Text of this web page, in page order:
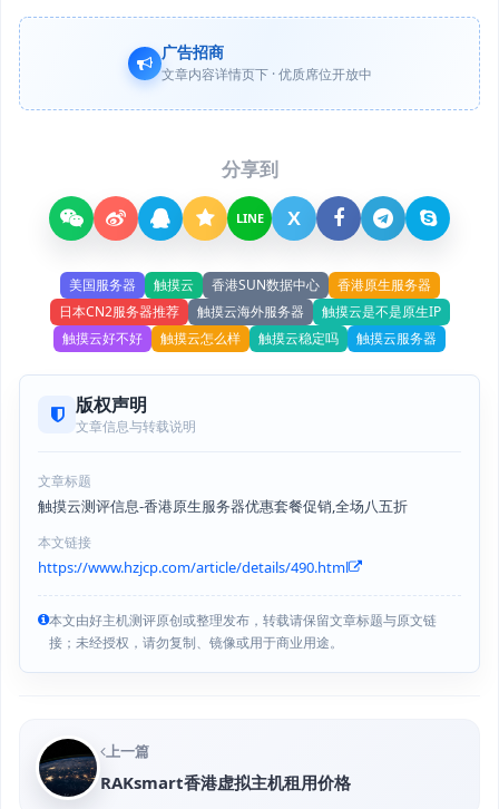
广告招商
文章内容详情页下 · 优质席位开放中
分享到
LINE X
美国服务器 触摸云 香港SUN数据中心
香港原生服务器
日本CN2服务器推荐
触摸云海外服务器
触摸云是不是原生IP
触摸云好不好
触摸云怎么样 触摸云稳定吗 触摸云服务器
版权声明
文章信息与转载说明
文章标题
触摸云测评信息-香港原生服务器优惠套餐促销,全场八五折
本文链接
https://www.hzjcp.com/article/details/490.html
本文由好主机测评原创或整理发布，转载请保留文章标题与原文链
接；未经授权，请勿复制、镜像或用于商业用途。
上一篇
RAKsmart香港虚拟主机租用价格